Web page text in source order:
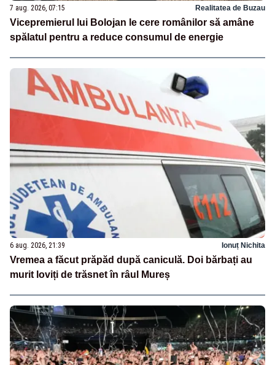
7 aug. 2026, 07:15 Realitatea de Buzau
Vicepremierul lui Bolojan le cere românilor să amâne
spălatul pentru a reduce consumul de energie
6 aug. 2026, 21:39 Ionuț Nichita
Vremea a făcut prăpăd după caniculă. Doi bărbați au
murit loviți de trăsnet în râul Mureș